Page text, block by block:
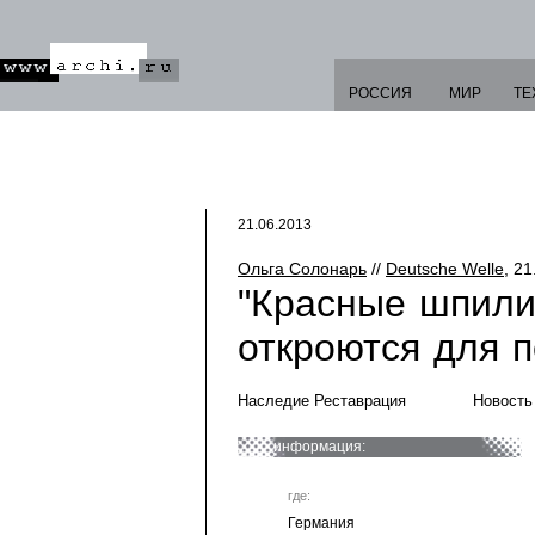
РОССИЯ МИР
21.06.2013
Ольга Солонарь // Deutsche Welle ,
"Красные
откроются для
Наследие Реставрация Новость
информация:
где:
Германия